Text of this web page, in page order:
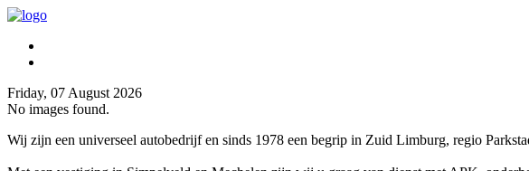
Friday, 07 August 2026
No images found.
Wij zijn een universeel autobedrijf en sinds 1978 een begrip in Zuid Limburg, regio